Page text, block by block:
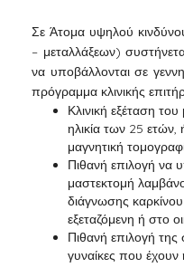
Σε Άτομα υψηλού
– μεταλλάξεων)
να υποβάλλονται σε
πρόγραμμα κλινικής
Κλινική εξέταση
ηλικία των 25 ετών,
μαγνητική
Πιθανή επιλογή να
μαστεκτομή
διάγνωσης
εξεταζόμενη ή στο
Πιθανή επιλογή
γυναίκες που έχουν